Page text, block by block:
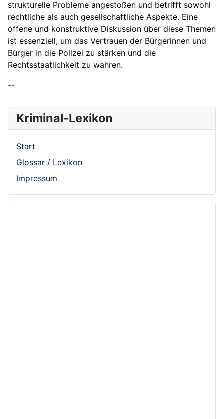
strukturelle Probleme angestoßen und betrifft sowohl
rechtliche als auch gesellschaftliche Aspekte. Eine
offene und konstruktive Diskussion über diese Themen
ist essenziell, um das Vertrauen der Bürgerinnen und
Bürger in die Polizei zu stärken und die
Rechtsstaatlichkeit zu wahren.
--
Kriminal-Lexikon
Start
Glossar / Lexikon
Impressum